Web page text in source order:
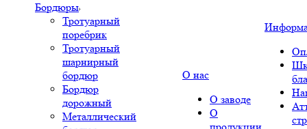
Бордюры
Тротуарный
поребрик
Тротуарный
шарнирный
бордюр
Бордюр
дорожный
Металлический
О нас
О заводе
О